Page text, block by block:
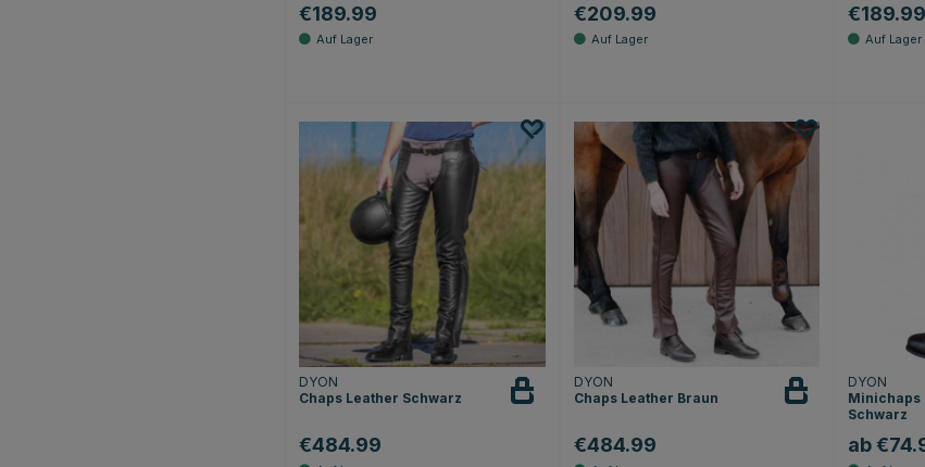
€189.99 €209.99 €189.99
DYON
Chaps Leather Schwarz
€484.99
DYON
Chaps Leather Braun
€484.99
DYON
Minichaps
Schwarz
ab